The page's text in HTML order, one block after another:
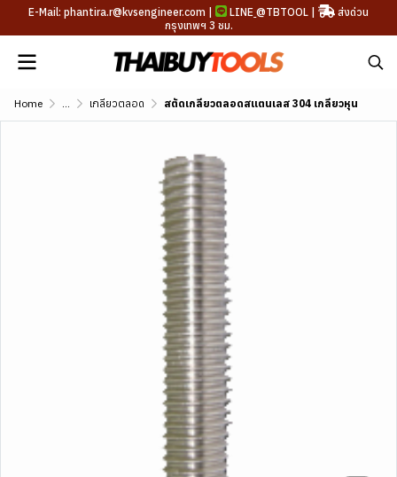
E-Mail: phantira.r@kvsengineer.com | LINE @TBTOOL |
ส่งด่วน
กรุงเทพฯ 3 ชม.
Home ... เกลียวตลอด สตัดเกลียวตลอดสแตนเลส 304 เกลียวหุน